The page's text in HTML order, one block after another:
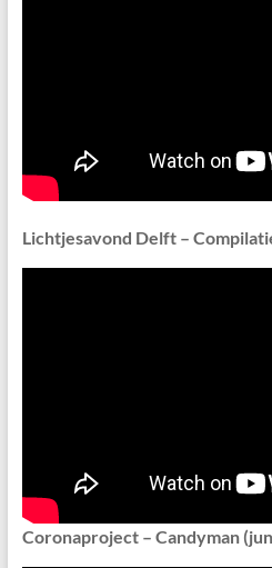
Lichtjesavond Delft –
Coronaproject – Candyman